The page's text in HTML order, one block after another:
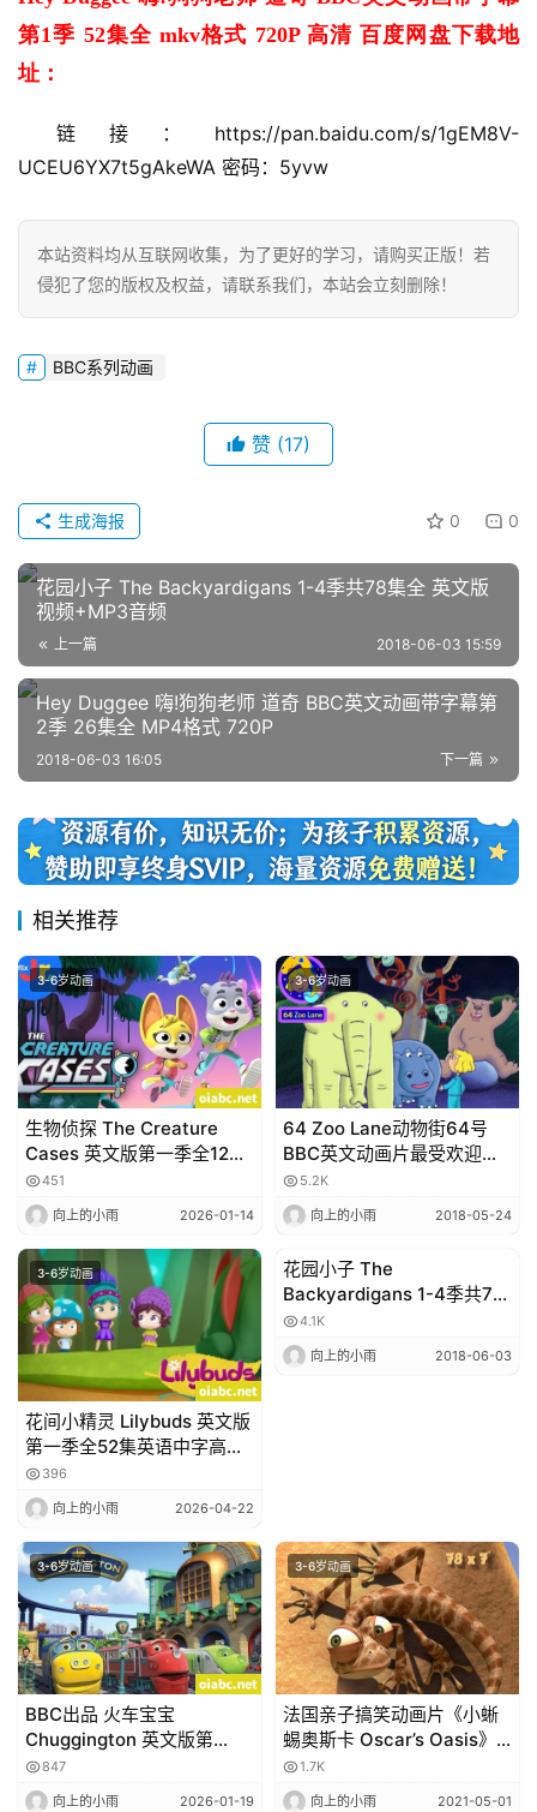
资
源
中
动
画
画
热
专
题
精
选
教
赞
助
站
注册
第1季 52集全 mkv格式 720P 高清 百度网盘下载地
址：
链接：https://pan.baidu.com/s/1gEM8V-
UCEU6YX7t5gAkeWA 密码：5yvw
本站资料均从互联网收集，为了更好的学习，请购买正版！若
侵犯了您的版权及权益，请联系我们，本站会立刻删除！
BBC系列动画
赞 (17)
0 0
生成海报
花园小子 The Backyardigans 1-4季共78集全 英文版
视频+MP3音频
上一篇 2018-06-03 15:59
Hey Duggee 嗨!狗狗老师 道奇 BBC英文动画带字幕第
2季 26集全 MP4格式 720P
下一篇
2018-06-03 16:05
相关推荐
3-6岁动画
生物侦探 The Creature
Cases 英文版第一季全12集
高清1080P视频MKV网盘下
载
451
向上的小雨 2026-01-14
3-6岁动画
64 Zoo Lane动物街64号
BBC英文动画片最受欢迎的
儿童节目全1-4季共104集
5.2K
向上的小雨 2018-05-24
3-6岁动画
花间小精灵 Lilybuds 英文版
第一季全52集英语中字高清
1080P视频MP4网盘下载
396
向上的小雨 2026-04-22
3-6岁动画
花园小子 The
Backyardigans 1-4季共78
集全 英文版 视频+MP3音频
4.1K
向上的小雨 2018-06-03
3-6岁动画
BBC出品 火车宝宝
Chuggington 英文版第
2/3/4/5/6季全122集英文字
幕高清1080P视频MKV
847
向上的小雨 2026-01-19
3-6岁动画
法国亲子搞笑动画片《小蜥
蜴奥斯卡 Oscar’s Oasis》
全78集无对白 百度网盘下载
1.7K
向上的小雨 2021-05-01